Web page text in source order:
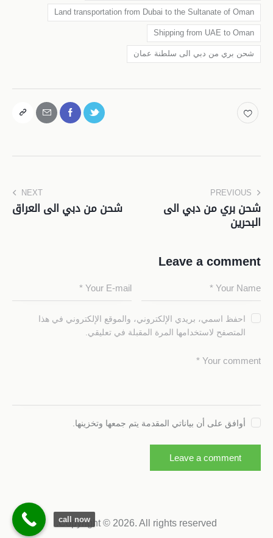
Land transportation from Dubai to the Sultanate of Oman
Shipping from UAE to Oman
شحن بري من دبي الى سلطنة عمان
PREVIOUS
شحن بري من دبي الى
البحرين
NEXT
شحن من دبي الى العراق
Leave a comment
احفظ اسمي، بريدي الإلكتروني، والموقع الإلكتروني في هذا
المتصفح لاستخدامها المرة المقبلة في تعليقي.
أوافق على أن بياناتي المقدمة يتم جمعها وتخزينها.
Copyright © 2026. All rights reserved.
call now